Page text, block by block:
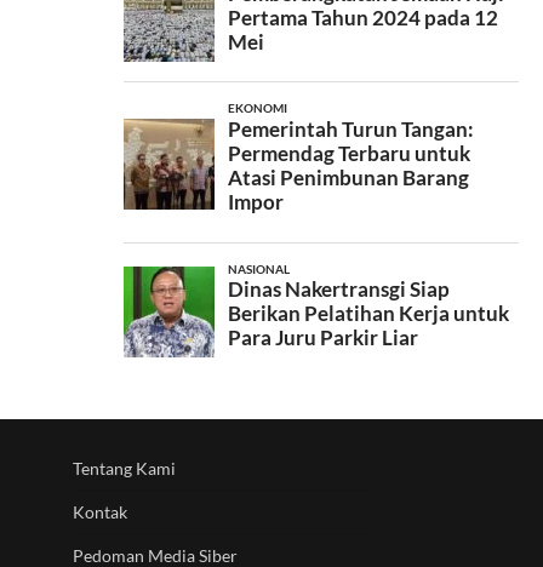
Tentang Kami
Kontak
Pedoman Media Siber